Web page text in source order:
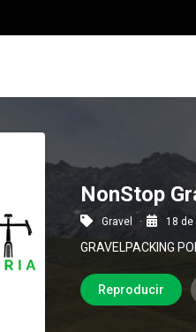
NonStop
Gravel 18 de
GRAVELPACKING
Reproducir